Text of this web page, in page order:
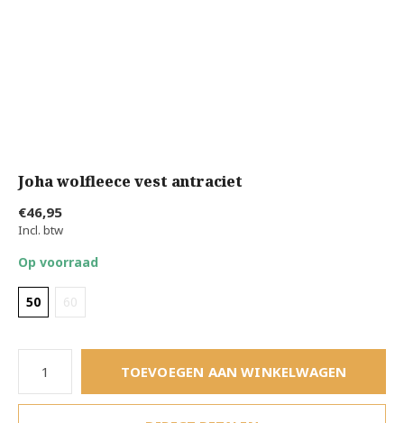
Joha wolfleece vest antraciet
€46,95
Incl. btw
Op voorraad
50 60
TOEVOEGEN AAN WINKELWAGEN